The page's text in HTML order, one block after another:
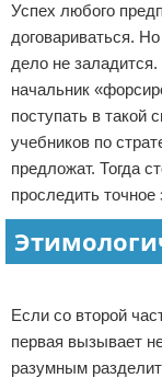
Авторские
Размещение
Для
Условия
Отказ от
Успех любого
договариваться.
дело не
начальник
поступать в такой
учебников по
предложат. Тогда
проследить точное
Если со второй
первая вызывает
разумным